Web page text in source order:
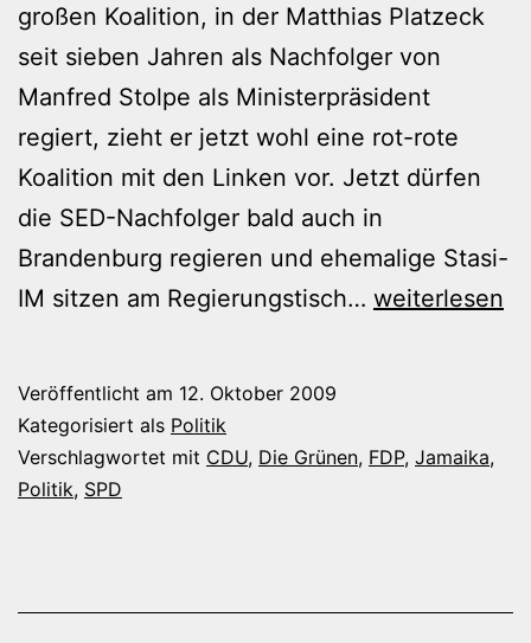
großen Koalition, in der Matthias Platzeck
seit sieben Jahren als Nachfolger von
Manfred Stolpe als Ministerpräsident
regiert, zieht er jetzt wohl eine rot-rote
Koalition mit den Linken vor. Jetzt dürfen
die SED-Nachfolger bald auch in
Brandenburg regieren und ehemalige Stasi-
IM sitzen am Regierungstisch… Jetzt
weiterlesen
Veröffentlicht am 12. Oktober 2009
Kategorisiert als Politik
Verschlagwortet mit CDU, Die Grünen, FDP, Jamaika,
Politik, SPD